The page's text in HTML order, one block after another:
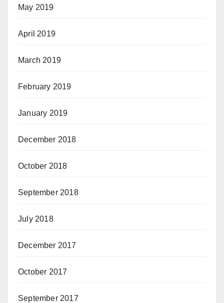
May 2019
April 2019
March 2019
February 2019
January 2019
December 2018
October 2018
September 2018
July 2018
December 2017
October 2017
September 2017